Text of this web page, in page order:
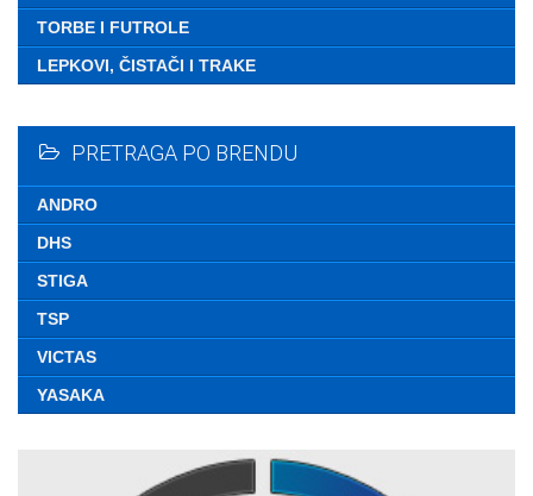
TORBE I FUTROLE
LEPKOVI, ČISTAČI I TRAKE
PRETRAGA PO BRENDU
ANDRO
DHS
STIGA
TSP
VICTAS
YASAKA